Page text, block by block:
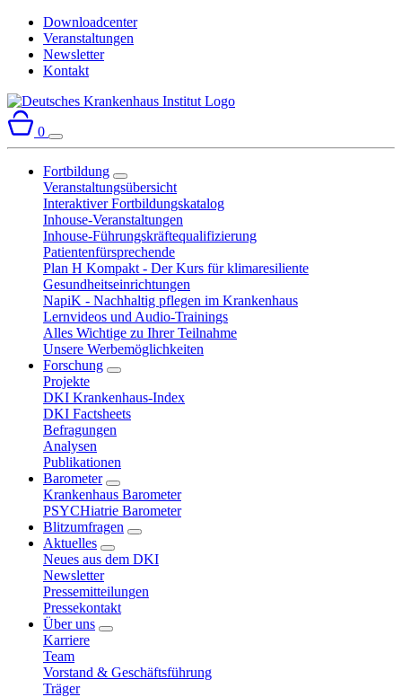
Downloadcenter
Veranstaltungen
Newsletter
Kontakt
0
Fortbildung
Veranstaltungsübersicht
Interaktiver Fortbildungskatalog
Inhouse-Veranstaltungen
Inhouse-Führungskräftequalifizierung
Patientenfürsprechende
Plan H Kompakt - Der Kurs für klimaresiliente
Gesundheitseinrichtungen
NapiK - Nachhaltig pflegen im Krankenhaus
Lernvideos und Audio-Trainings
Alles Wichtige zu Ihrer Teilnahme
Unsere Werbemöglichkeiten
Forschung
Projekte
DKI Krankenhaus-Index
DKI Factsheets
Befragungen
Analysen
Publikationen
Barometer
Krankenhaus Barometer
PSYCHiatrie Barometer
Blitzumfragen
Aktuelles
Neues aus dem DKI
Newsletter
Pressemitteilungen
Pressekontakt
Über uns
Karriere
Team
Vorstand & Geschäftsführung
Träger